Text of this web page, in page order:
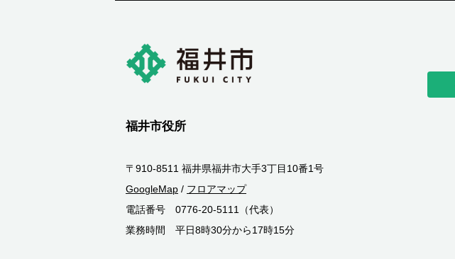
福井市役所
〒910-8511 福井県福井市大手3丁目10番1号
GoogleMap / フロアマップ
電話番号 0776-20-5111（代表）
業務時間 平日8時30分から17時15分